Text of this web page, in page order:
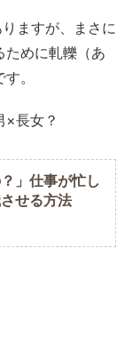
ますが、まさに
ために軋轢（あ
。
」仕事が忙し
せる方法